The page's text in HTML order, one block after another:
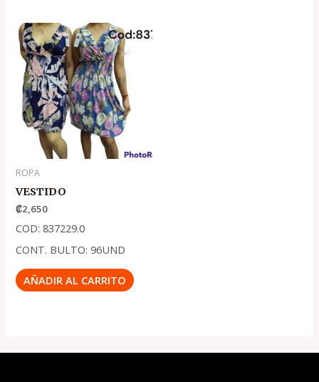
ROPA
VESTIDO
₡2,650
COD: 837229.0
CONT. BULTO: 96UND
AÑADIR AL CARRITO